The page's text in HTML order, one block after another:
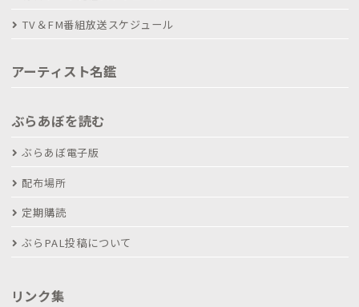
TV＆FM番組放送スケジュール
アーティスト名鑑
ぶらあぼを読む
ぶらあぼ電子版
配布場所
定期購読
ぶらPAL投稿について
リンク集